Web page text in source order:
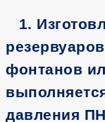
1.
фонтанов
давления